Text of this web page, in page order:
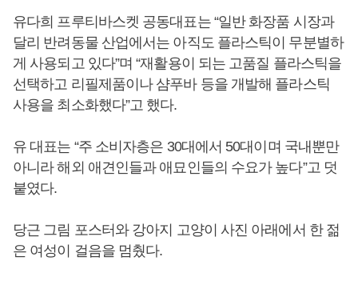
유다희 프루티바스켓 공동대표는 “일반 화장품 시장과
달리 반려동물 산업에서는 아직도 플라스틱이 무분별하
게 사용되고 있다”며 “재활용이 되는 고품질 플라스틱을
선택하고 리필제품이나 샴푸바 등을 개발해 플라스틱
사용을 최소화했다”고 했다.
유 대표는 “주 소비자층은 30대에서 50대이며 국내뿐만
아니라 해외 애견인들과 애묘인들의 수요가 높다”고 덧
붙였다.
당근 그림 포스터와 강아지 고양이 사진 아래에서 한 젊
은 여성이 걸음을 멈췄다.